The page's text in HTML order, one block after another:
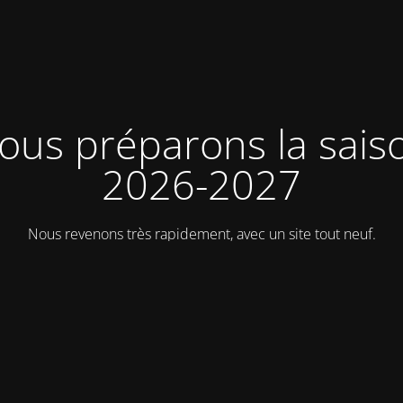
préparons la
2026-2027
Nous revenons très rapidement, avec un site tout neuf.